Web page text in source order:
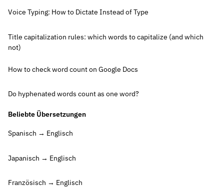
Voice Typing: How to Dictate Instead of Type
Title capitalization rules: which words to capitalize (and which
not)
How to check word count on Google Docs
Do hyphenated words count as one word?
Beliebte Übersetzungen
Spanisch → Englisch
Japanisch → Englisch
Französisch → Englisch